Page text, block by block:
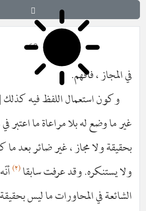
کفایة الاصول ٤٩
في المجاز ، فافهم.
وكون استعمال اللفظ فيه كذلك
غير ما وضع له بلا مراعاة ما اعتبر
بحقيقة ولا مجاز ، غير ضائر بعد ما
ولا يستنكره. وقد عرفت سابقا(٢)
الشائعة في المحاورات ما ليس